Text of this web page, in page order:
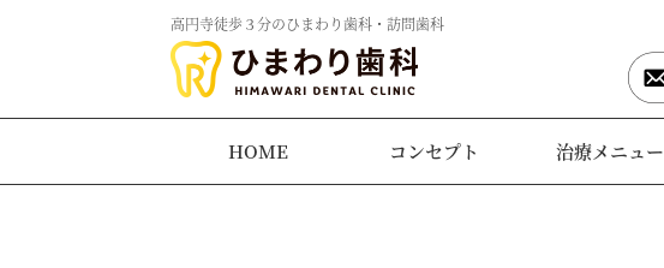
高円寺徒歩３分のひまわり歯科・訪問歯科
HOME コンセプト 治療メニュー